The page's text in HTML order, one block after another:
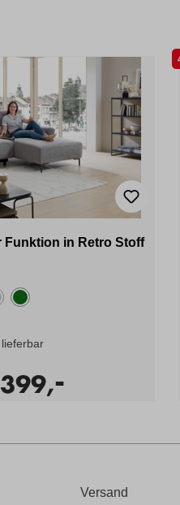
Funktion in Retro Stoff
-
Versand